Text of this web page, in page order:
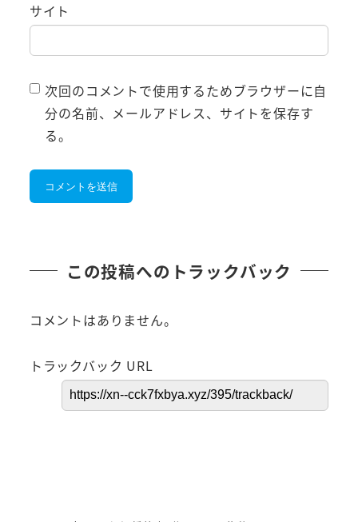
サイト
次回のコメントで使用するためブラウザーに自
分の名前、メールアドレス、サイトを保存す
る。
この投稿へのトラックバック
コメントはありません。
トラックバック URL